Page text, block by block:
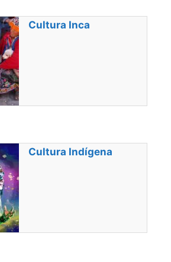
Cultura Inca
Cultura Indígena